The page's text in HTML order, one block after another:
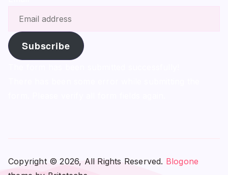
Subscribe
Copyright © 2026, All Rights Reserved. Blogone